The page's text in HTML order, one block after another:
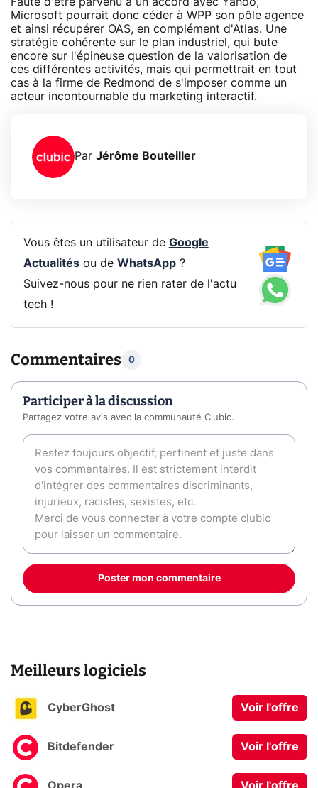
Microsoft pourrait donc céder à WPP son pôle agence
et ainsi récupérer OAS, en complément d'Atlas. Une
stratégie cohérente sur le plan industriel, qui bute
encore sur l'épineuse question de la valorisation de
ces différentes activités, mais qui permettrait en tout
cas à la firme de Redmond de s'imposer comme un
acteur incontournable du marketing interactif.
Par Jérôme Bouteiller
Vous êtes un utilisateur de Google
Actualitésou de WhatsApp?
Suivez-nous pour ne rien rater de l'actu
tech !
Commentaires 0
Participer à la discussion
Partagez votre avis avec la communauté Clubic.
Poster mon commentaire
Meilleurs logiciels
CyberGhost Voir l'offre
Bitdefender Voir l'offre